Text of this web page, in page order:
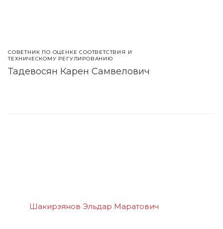
СОВЕТНИК ПО ОЦЕНКЕ СООТВЕТСТВИЯ И
ТЕХНИЧЕСКОМУ РЕГУЛИРОВАНИЮ
Тадевосян Карен Самвелович